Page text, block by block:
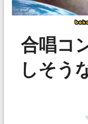
合唱コ
しそう